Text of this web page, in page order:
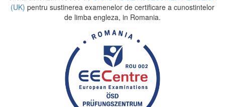
(UK) pentru sustinerea examenelor de certificare a cunostintelor
de limba engleza, in Romania.